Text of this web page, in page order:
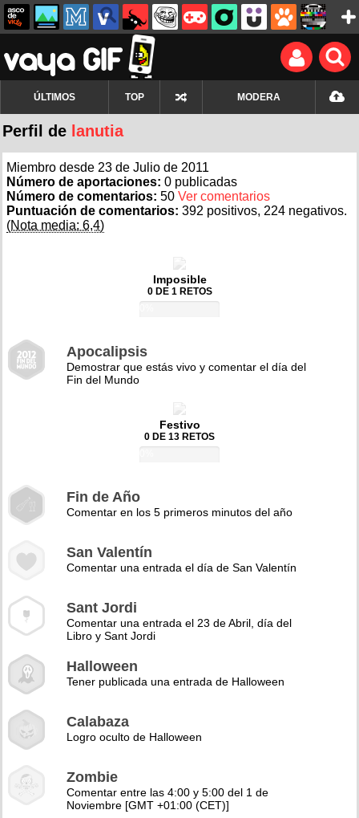
ÚLTIMOS TOP MODERA
Perfil de lanutia
Miembro desde 23 de Julio de 2011
Número de aportaciones: 0 publicadas
Número de comentarios: 50 Ver comentarios
Puntuación de comentarios: 392 positivos, 224 negativos.
(Nota media: 6,4)
Imposible
0 DE 1 RETOS
Apocalipsis
Demostrar que estás vivo y comentar el día del
Fin del Mundo
Festivo
0 DE 13 RETOS
Fin de Año
Comentar en los 5 primeros minutos del año
San Valentín
Comentar una entrada el día de San Valentín
Sant Jordi
Comentar una entrada el 23 de Abril, día del
Libro y Sant Jordi
Halloween
Tener publicada una entrada de Halloween
Calabaza
Logro oculto de Halloween
Zombie
Comentar entre las 4:00 y 5:00 del 1 de
Noviembre [GMT +01:00 (CET)]